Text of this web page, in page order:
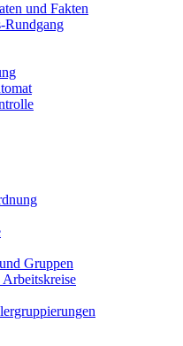
und Fakten
Rundgang
Gruppen